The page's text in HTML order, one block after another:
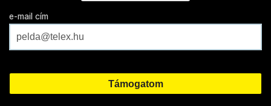
e-mail cím